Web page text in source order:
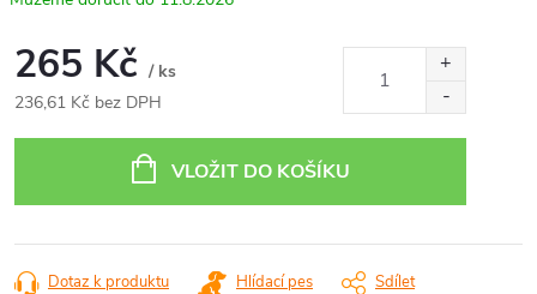
265 Kč / ks
236,61 Kč bez DPH
VLOŽIT DO KOŠÍKU
Dotaz k produktu Hlídací pes Sdílet